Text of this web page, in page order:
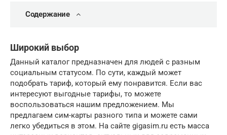
Содержание
Широкий выбор
Данный каталог предназначен для людей с разным
социальным статусом. По сути, каждый может
подобрать тариф, который ему понравится. Если вас
интересуют выгодные тарифы, то можете
воспользоваться нашим предложением. Мы
предлагаем сим-карты разного типа и можете сами
легко убедиться в этом. На сайте gigasim.ru есть масса